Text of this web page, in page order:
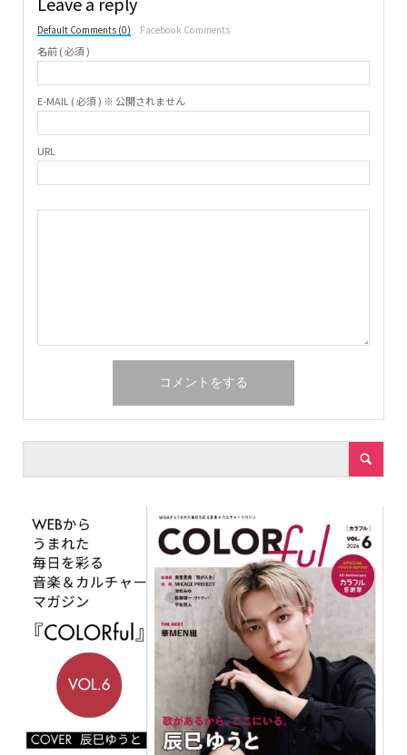
Default Comments (0) Facebook Comments
名前 ( 必須 )
E-MAIL ( 必須 ) ※ 公開されません
URL